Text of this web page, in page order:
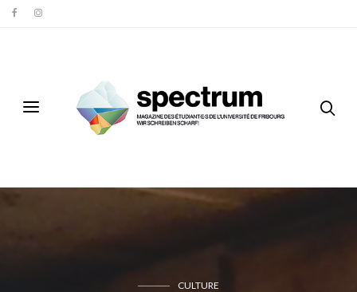
CULTURE